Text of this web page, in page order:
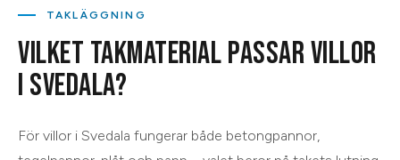
TAKLÄGGNING
VILKET TAKMATERIAL PASSAR VILLOR
I SVEDALA?
För villor i Svedala fungerar både betongpannor,